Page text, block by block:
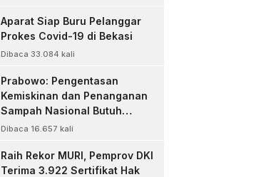
Aparat Siap Buru Pelanggar
Prokes Covid-19 di Bekasi
Dibaca 33.084 kali
Prabowo: Pengentasan
Kemiskinan dan Penanganan
Sampah Nasional Butuh
Persatuan dan Kepemimpinan
Dibaca 16.657 kali
Raih Rekor MURI, Pemprov DKI
Terima 3.922 Sertifikat Hak